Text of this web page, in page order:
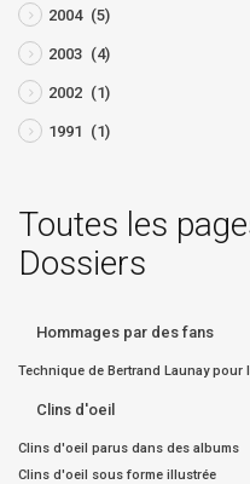
2004 (5)
2003 (4)
2002 (1)
1991 (1)
Toutes les
Dossiers
Hommages par des fans
Technique de Bertrand Launay pour
Clins d'oeil
Clins d'oeil parus dans des albums
Clins d'oeil sous forme illustrée